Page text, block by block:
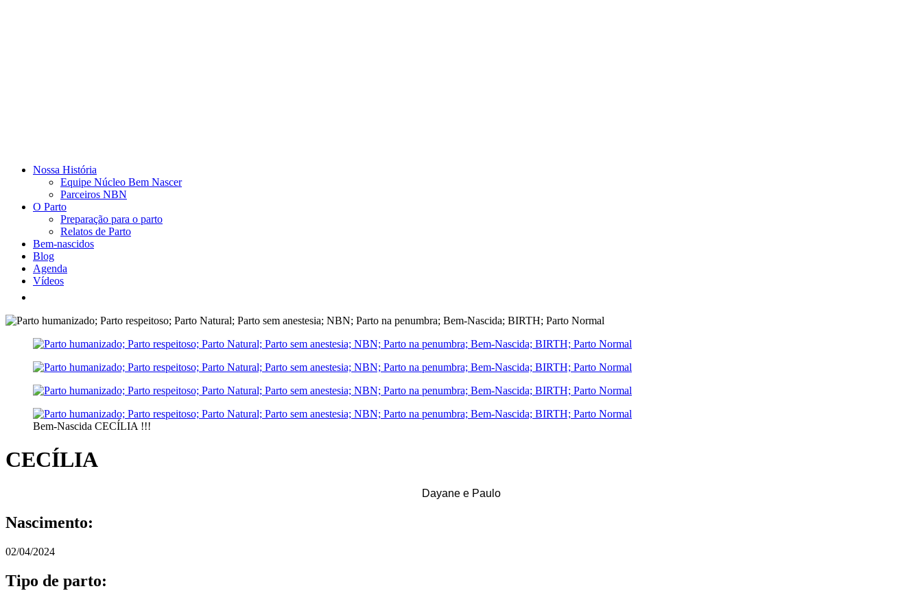
Nossa História
Equipe Núcleo Bem Nascer
Parceiros NBN
O Parto
Preparação para o parto
Relatos de Parto
Bem-nascidos
Blog
Agenda
Vídeos
Bem-Nascida CECÍLIA !!!
CECÍLIA
Dayane e Paulo
Nascimento:
02/04/2024
Tipo de parto: